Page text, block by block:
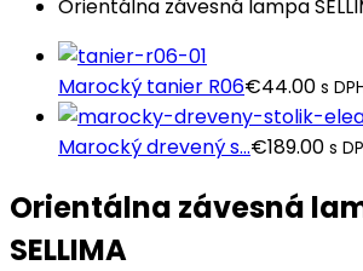
Orientálna závesná lampa
Marocký tanier R06€44.00 s
Marocký drevený s...€189.00 s
Orientálna závesná
SELLIMA